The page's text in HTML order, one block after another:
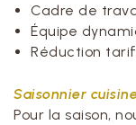
Cadre de
Équipe
Réduction
Saisonnier
Pour la saison,